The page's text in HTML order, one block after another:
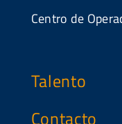
Centro de
Talento
Contacto